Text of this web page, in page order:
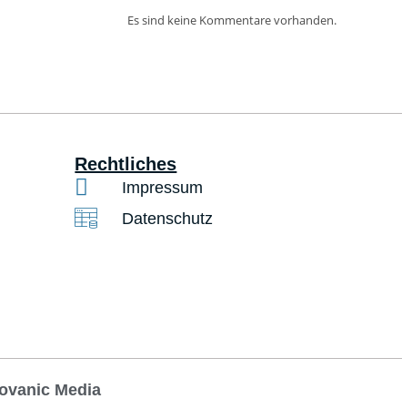
Es sind keine Kommentare vorhanden.
Rechtliches
Impressum
Datenschutz
Media